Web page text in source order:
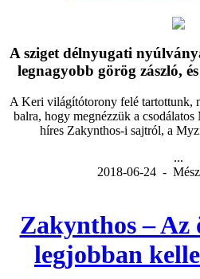
A sziget délnyugati
legnagyobb görög zászló,
A Keri világítótorony felé tartottunk,
balra, hogy megnézzük a
híres Zakynthos-i sajtról, a
...
2018-06-24 -
Zakynthos – Az
legjobban